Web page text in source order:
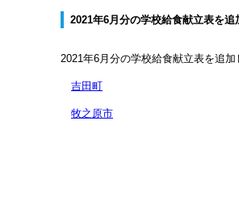
2021年6月分の学校給食献立表を追
2021年6月分の学校給食献立表を追加
吉田町
牧之原市